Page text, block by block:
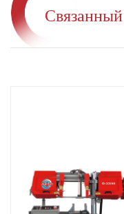
Связанный